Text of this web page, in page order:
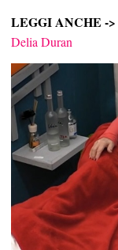
LEGGI ANCHE ->
Delia Duran